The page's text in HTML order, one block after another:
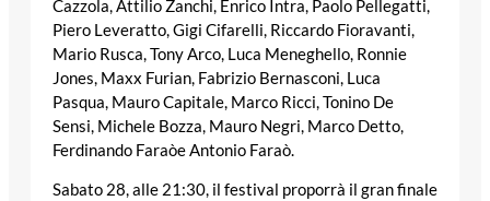
Cazzola,Attilio Zanchi, Enrico Intra, Paolo Pellegatti,
Piero Leveratto,Gigi Cifarelli, Riccardo Fioravanti,
Mario Rusca,Tony Arco, Luca Meneghello, Ronnie
Jones, Maxx Furian, Fabrizio Bernasconi, Luca
Pasqua, Mauro Capitale, Marco Ricci,Tonino De
Sensi, Michele Bozza, Mauro Negri, Marco Detto,
Ferdinando FaraòeAntonio Faraò.
Sabato 28, alle21:30, il festival proporrà il gran finale